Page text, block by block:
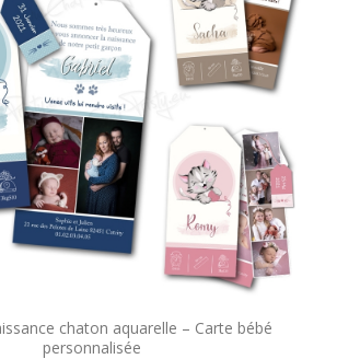
chaton aquarelle – Carte bébé
personnalisée